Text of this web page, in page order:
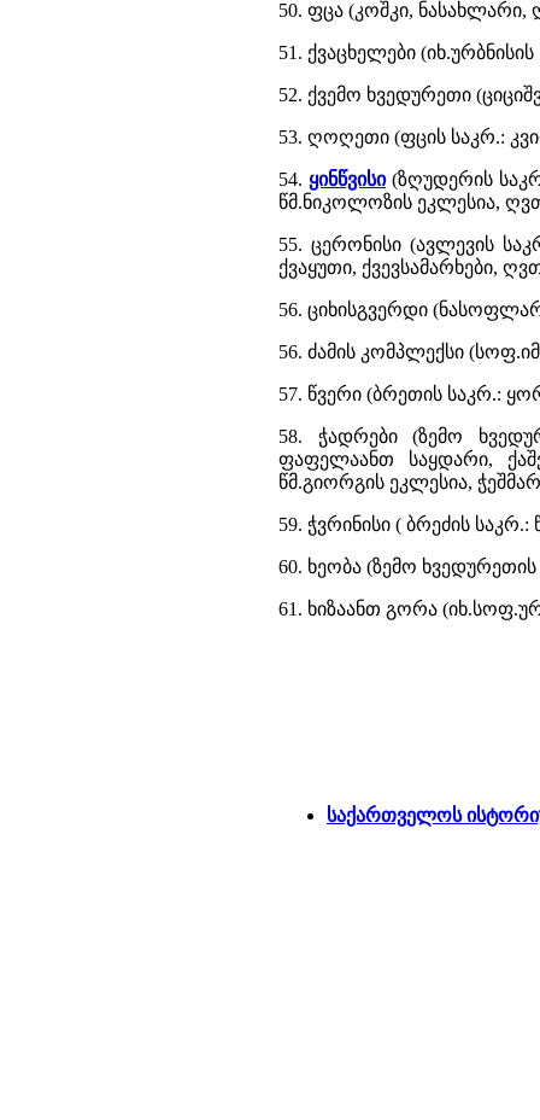
50. ფცა (კოშკი,
51. ქვაცხელები
52. ქვემო ხვედურეთი
53. ღოღეთი (ფცის საკრ.:
54. ყინწვისი(ზღუდერის
წმ.ნიკოლოზის ეკლესია,
55. ცერონისი (ავლევის
ქვაყუთი, ქვევსამარხები,
56. ციხისგვერდი
56. ძამის კომპლექსი
57. წვერი (ბრეთის საკრ.:
58. ჭადრები (ზემო
ფაფელაანთ საყდარი,
წმ.გიორგის ეკლესია,
59. ჭვრინისი ( ბრეძის
60. ხეობა (ზემო
61. ხიზაანთ გორა
საქართველოს